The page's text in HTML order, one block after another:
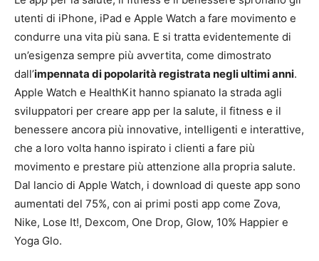
utenti di iPhone, iPad e Apple Watch a fare movimento e
condurre una vita più sana. E si tratta evidentemente di
un’esigenza sempre più avvertita, come dimostrato
dall’impennata di popolarità registrata negli ultimi anni.
Apple Watch e HealthKit hanno spianato la strada agli
sviluppatori per creare app per la salute, il fitness e il
benessere ancora più innovative, intelligenti e interattive,
che a loro volta hanno ispirato i clienti a fare più
movimento e prestare più attenzione alla propria salute.
Dal lancio di Apple Watch, i download di queste app sono
aumentati del 75%, con ai primi posti app come Zova,
Nike, Lose It!, Dexcom, One Drop, Glow, 10% Happier e
Yoga Glo.